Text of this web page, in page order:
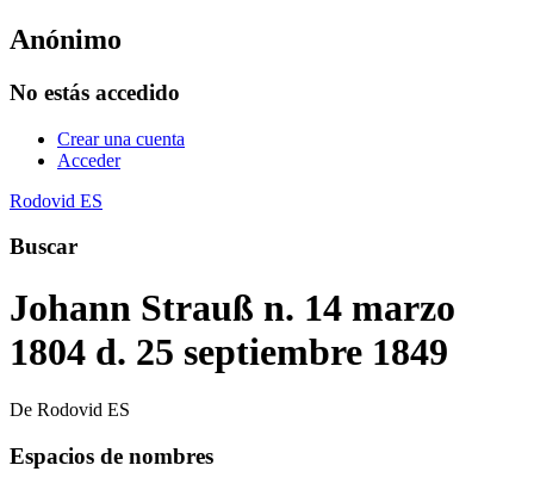
Anónimo
No estás accedido
Crear una cuenta
Acceder
Rodovid ES
Buscar
Johann Strauß n. 14 marzo
1804 d. 25 septiembre 1849
De Rodovid ES
Espacios de nombres